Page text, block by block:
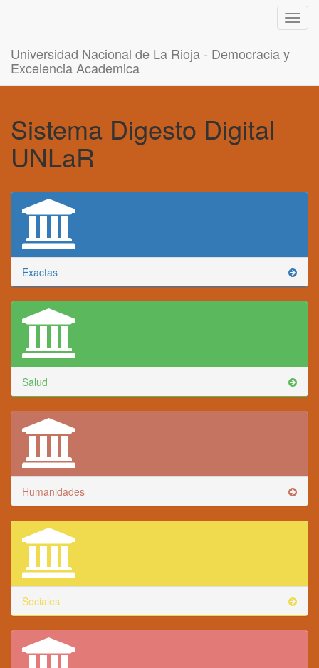
Universidad Nacional de La Rioja - Democracia y
Excelencia Academica
Sistema Digesto Digital
UNLaR
Exactas
Salud
Humanidades
Sociales